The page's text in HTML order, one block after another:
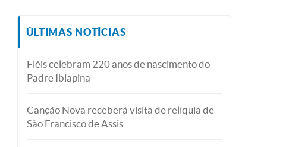
ÚLTIMAS NOTÍCIAS
Fiéis celebram 220 anos de nascimento do
Padre Ibiapina
Canção Nova receberá visita de relíquia de
São Francisco de Assis